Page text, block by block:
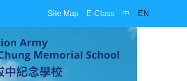
Site Map E-Class 中 EN